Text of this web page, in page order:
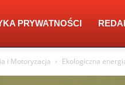
PRYWATNOŚCI
i Motoryzacja Ekologiczna